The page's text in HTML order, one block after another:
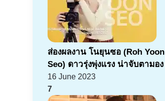
ส่องผลงาน โนยุนซอ (Roh Yoon
Seo) ดาวรุ่งพุ่งแรง น่าจับตามอง
16 June 2023
7